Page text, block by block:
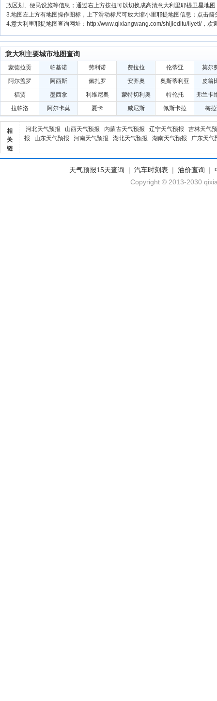
政区划、便民设施等信息；通过右上方按扭可以切换成高清意大利里耶提卫星地图
3.地图左上方有地图操作图标，上下滑动标尺可放大缩小里耶提地图信息；点击
4.意大利里耶提地图查询网址：http://www.qixiangwang.com/shijieditu/liyeti/，欢
意大利主要城市地图查询
蒙德拉贡 帕基诺 劳利诺 费拉拉 伦蒂亚
莫尔
阿尔盖罗
阿西斯 佩扎罗 安齐奥 奥斯蒂利亚
皮翁
福贾
墨西拿 利维尼奥 蒙特切利奥 特伦托
弗兰卡
塔
拉帕洛 阿尔卡莫 夏卡 威尼斯 佩斯卡拉 梅
相
关
链
河北天气预报 山西天气预报 内蒙古天气预报 辽宁天气预报
吉林天气
报
山东天气预报 河南天气预报 湖北天气预报 湖南天气预报 广东天气
天气预报15天查询 | 汽车时刻表 | 油价查询 |
Copyright © 2013-2030